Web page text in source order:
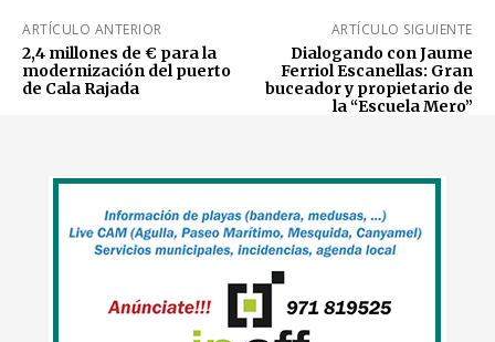
ARTÍCULO ANTERIOR
2,4 millones de € para la
modernización del puerto
de Cala Rajada
ARTÍCULO SIGUIENTE
Dialogando con Jaume
Ferriol Escanellas: Gran
buceador y propietario de
la “Escuela Mero”